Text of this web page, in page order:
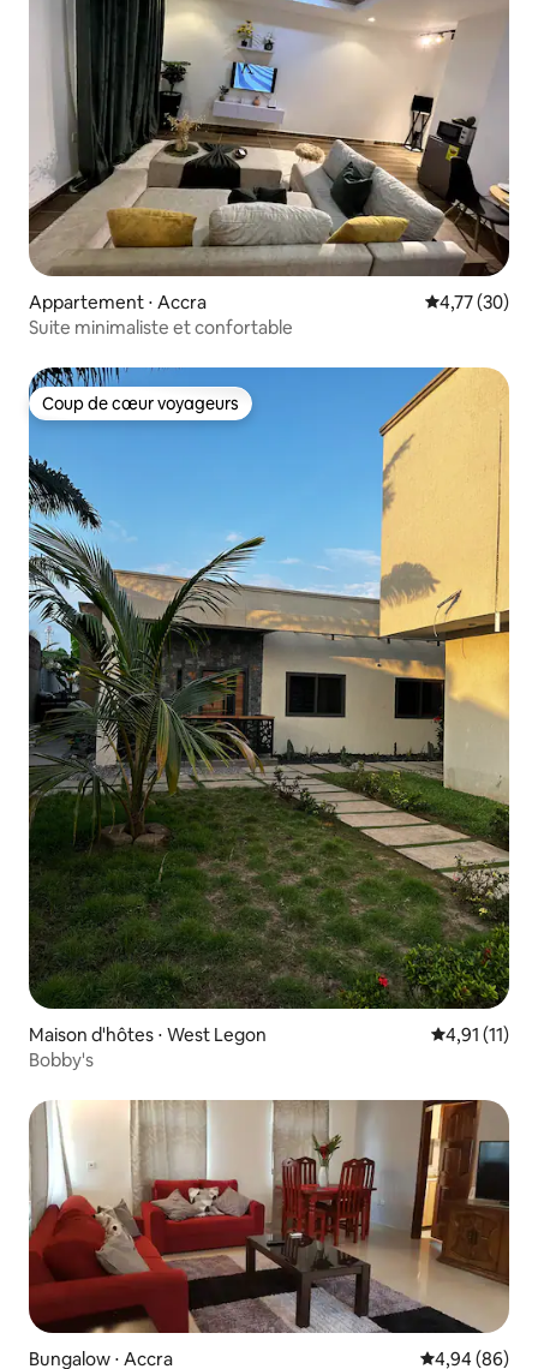
Appartement ⋅ Accra Évaluation
4,77 (30)
Suite minimaliste et confortable
Coup de cœur voyageurs
Coup de cœur voyageurs
Maison d'hôtes ⋅ West Legon Évaluation
4,91 (11)
Bobby's
Bungalow ⋅ Accra Évaluation
4,94 (86)